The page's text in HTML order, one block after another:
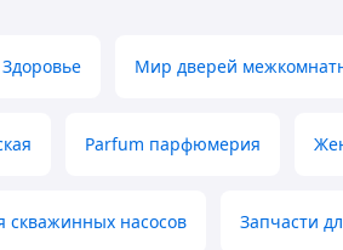
Здоровье Мир дверей
Parfum парфюмерия
скважинных насосов Запчасти